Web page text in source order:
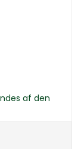
af den